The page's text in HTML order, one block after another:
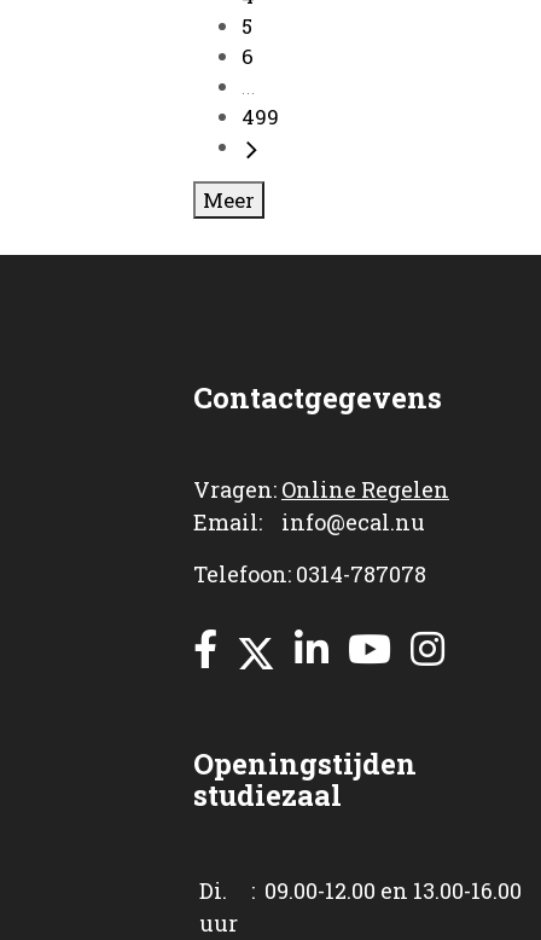
5
6
...
499
Meer
Contactgegevens
Vragen: Online Regelen
Email: info@ecal.nu
Telefoon: 0314-787078
Openingstijden
studiezaal
Di. : 09.00-12.00 en 13.00-16.00
uur